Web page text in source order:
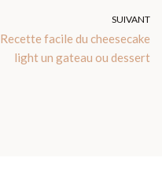
SUIVANT
Recette facile du cheesecake
light un gateau ou dessert